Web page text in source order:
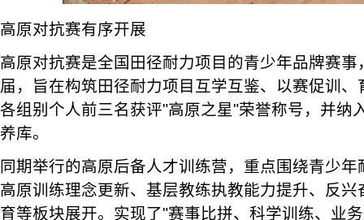
高原对抗赛有序开展
高原对抗赛是全国田径耐力项目的青少年品牌赛
届，旨在构筑田径耐力项目互学互鉴、以赛促训
各组别个人前三名获评"高原之星"荣誉称号，并纳
养库。
同期举行的高原后备人才训练营，重点围绕青少
高原训练理念更新、基层教练执教能力提升、反
育等板块展开。实现了"赛事比拼、科学训练、业